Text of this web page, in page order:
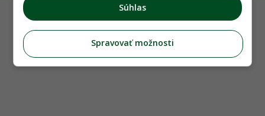
Súhlas
Spravovať možnosti